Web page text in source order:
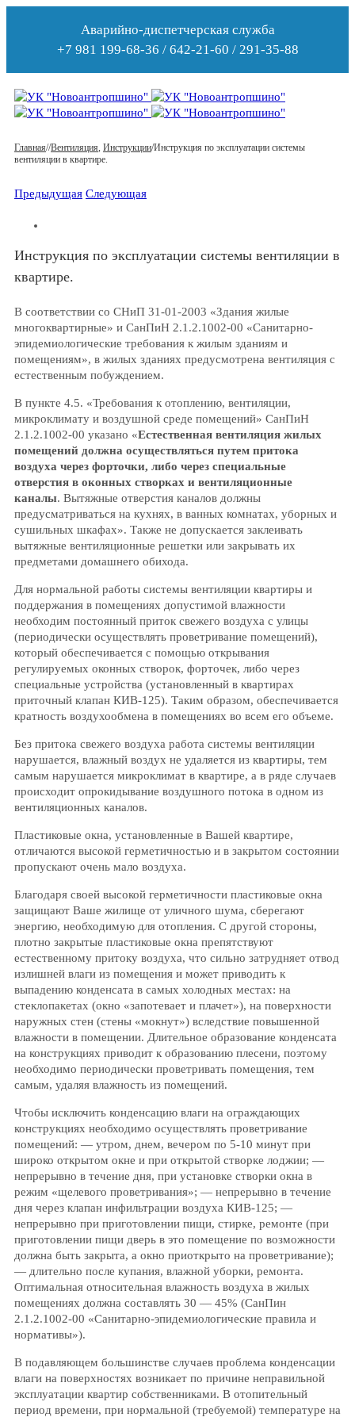
Аварийно-диспетчерская служба
+7 981 199-68-36 / 642-21-60 / 291-35-88
Главная//Вентиляция, Инструкции/Инструкция по эксплуатации системы
вентиляции в квартире.
Предыдущая Следующая
Инструкция по эксплуатации системы вентиляции в
квартире.
В соответствии со СНиП 31-01-2003 «Здания жилые
многоквартирные» и СанПиН 2.1.2.1002-00 «Санитарно-
эпидемиологические требования к жилым зданиям и
помещениям», в жилых зданиях предусмотрена вентиляция с
естественным побуждением.
В пункте 4.5. «Требования к отоплению, вентиляции,
микроклимату и воздушной среде помещений» СанПиН
2.1.2.1002-00 указано «Естественная вентиляция жилых
помещений должна осуществляться путем притока
воздуха через форточки, либо через специальные
отверстия в оконных створках и вентиляционные
каналы. Вытяжные отверстия каналов должны
предусматриваться на кухнях, в ванных комнатах, уборных и
сушильных шкафах». Также не допускается заклеивать
вытяжные вентиляционные решетки или закрывать их
предметами домашнего обихода.
Для нормальной работы системы вентиляции квартиры и
поддержания в помещениях допустимой влажности
необходим постоянный приток свежего воздуха с улицы
(периодически осуществлять проветривание помещений),
который обеспечивается с помощью открывания
регулируемых оконных створок, форточек, либо через
специальные устройства (установленный в квартирах
приточный клапан КИВ-125). Таким образом, обеспечивается
кратность воздухообмена в помещениях во всем его объеме.
Без притока свежего воздуха работа системы вентиляции
нарушается, влажный воздух не удаляется из квартиры, тем
самым нарушается микроклимат в квартире, а в ряде случаев
происходит опрокидывание воздушного потока в одном из
вентиляционных каналов.
Пластиковые окна, установленные в Вашей квартире,
отличаются высокой герметичностью и в закрытом состоянии
пропускают очень мало воздуха.
Благодаря своей высокой герметичности пластиковые окна
защищают Ваше жилище от уличного шума, сберегают
энергию, необходимую для отопления. С другой стороны,
плотно закрытые пластиковые окна препятствуют
естественному притоку воздуха, что сильно затрудняет отвод
излишней влаги из помещения и может приводить к
выпадению конденсата в самых холодных местах: на
стеклопакетах (окно «запотевает и плачет»), на поверхности
наружных стен (стены «мокнут») вследствие повышенной
влажности в помещении. Длительное образование конденсата
на конструкциях приводит к образованию плесени, поэтому
необходимо периодически проветривать помещения, тем
самым, удаляя влажность из помещений.
Чтобы исключить конденсацию влаги на ограждающих
конструкциях необходимо осуществлять проветривание
помещений: — утром, днем, вечером по 5-10 минут при
широко открытом окне и при открытой створке лоджии; —
непрерывно в течение дня, при установке створки окна в
режим «щелевого проветривания»; — непрерывно в течение
дня через клапан инфильтрации воздуха КИВ-125; —
непрерывно при приготовлении пищи, стирке, ремонте (при
приготовлении пищи дверь в это помещение по возможности
должна быть закрыта, а окно приоткрыто на проветривание);
— длительно после купания, влажной уборки, ремонта.
Оптимальная относительная влажность воздуха в жилых
помещениях должна составлять 30 — 45% (СанПин
2.1.2.1002-00 «Санитарно-эпидемиологические правила и
нормативы»).
В подавляющем большинстве случаев проблема конденсации
влаги на поверхностях возникает по причине неправильной
эксплуатации квартир собственниками. В отопительный
период времени, при нормальной (требуемой) температуре на